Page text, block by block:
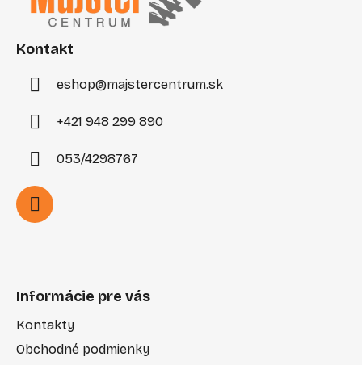
Kontakt
eshop@majstercentrum.sk
+421 948 299 890
053/4298767
Informácie pre vás
Kontakty
Obchodné podmienky